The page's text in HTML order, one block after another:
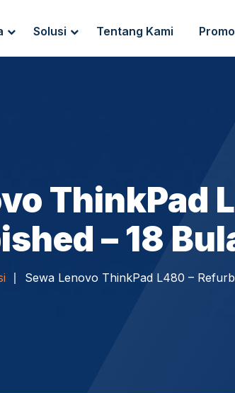
Solusi Tentang Kami Promo
ThinkPad
– 18
Sewa Lenovo ThinkPad L480 –